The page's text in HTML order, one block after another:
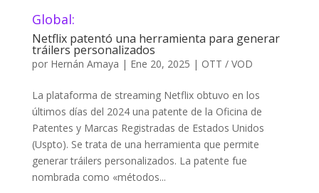
Global:
Netflix patentó una herramienta para generar
tráilers personalizados
por Hernán Amaya | Ene 20, 2025 | OTT / VOD
La plataforma de streaming Netflix obtuvo en los
últimos días del 2024 una patente de la Oficina de
Patentes y Marcas Registradas de Estados Unidos
(Uspto). Se trata de una herramienta que permite
generar tráilers personalizados. La patente fue
nombrada como «métodos...